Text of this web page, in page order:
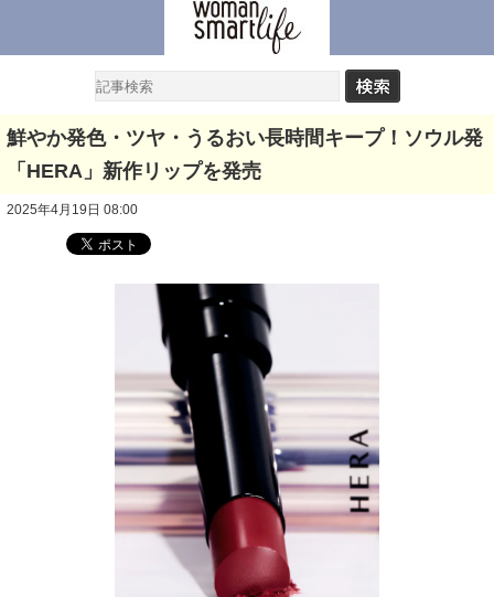
鮮やか発色・ツヤ・うるおい長時間キープ！ソウル発
「HERA」新作リップを発売
2025年4月19日 08:00